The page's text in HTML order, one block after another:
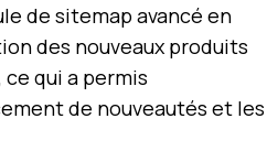
de sitemap avancé en
des nouveaux produits
ce qui a permis
de nouveautés et les